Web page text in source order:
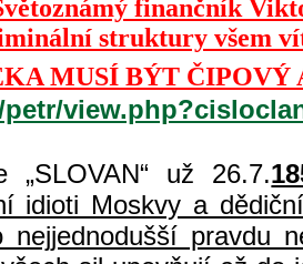
finančník
struktury všem
MUSÍ BÝT
už 26.7.
idioti Moskvy a
pravdu